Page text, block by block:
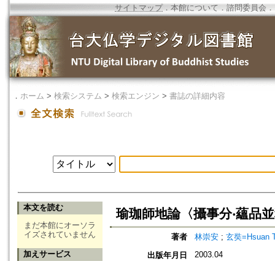
サイトマップ．本館について ． 諮問委員会 ．
． ホーム > 検索システム > 検索エンジン > 書誌の詳細内容
本文を読む
まだ本館にオーソラ
イズされていません
加えサービス
瑜珈師地論〈攝事分‧蘊品
著者 林崇安 ; 玄奘=Hsuan
出版年月日
2003.04